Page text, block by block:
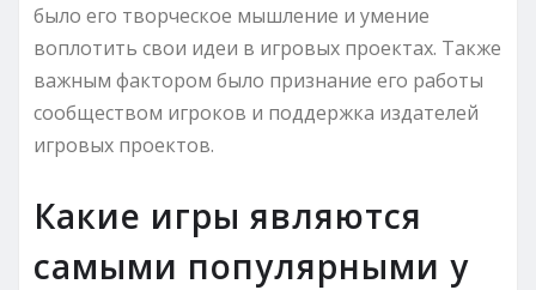
было его творческое мышление и умение
воплотить свои идеи в игровых проектах. Также
важным фактором было признание его работы
сообществом игроков и поддержка издателей
игровых проектов.
Какие игры являются
самыми популярными у